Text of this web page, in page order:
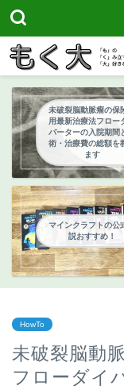
未破裂脳動脈瘤の保
用最新治療法フロー
バーターの入院期間
術・治療費の総額を
ます
マインクラフトの公
説おすすめ！
HowTo
未破裂脳動
フローダイ